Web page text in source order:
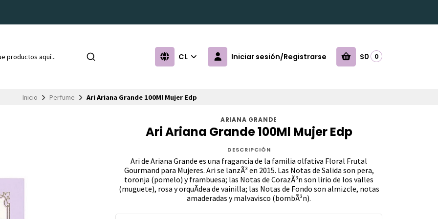
CL Iniciar sesión/Registrarse $0 0
Inicio Perfume Ari Ariana Grande 100Ml Mujer Edp
ARIANA GRANDE
Ari Ariana Grande 100Ml Mujer Edp
DESCRIPCIÓN
Ari de Ariana Grande es una fragancia de la familia olfativa Floral Frutal
Gourmand para Mujeres. Ari se lanzÃ³ en 2015. Las Notas de Salida son pera,
toronja (pomelo) y frambuesa; las Notas de CorazÃ³n son lirio de los valles
(muguete), rosa y orquÃ­dea de vainilla; las Notas de Fondo son almizcle, notas
amaderadas y malvavisco (bombÃ³n).